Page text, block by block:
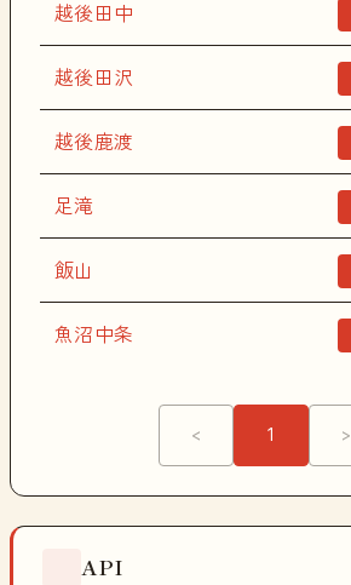
越後田中
越後田沢
越後鹿渡
足滝
飯山
魚沼中条
< 1 >
API